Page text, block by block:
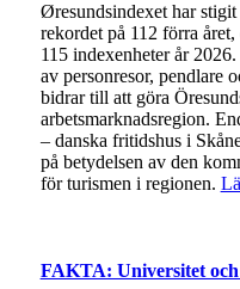
Øresundsindexet har
rekordet på 112 förra
115 indexenheter år
av personresor, pendlare
bidrar till att göra
arbetsmarknadsregion.
– danska fritidshus i
på betydelsen av den
för turismen i regionen.
FAKTA: Universitet